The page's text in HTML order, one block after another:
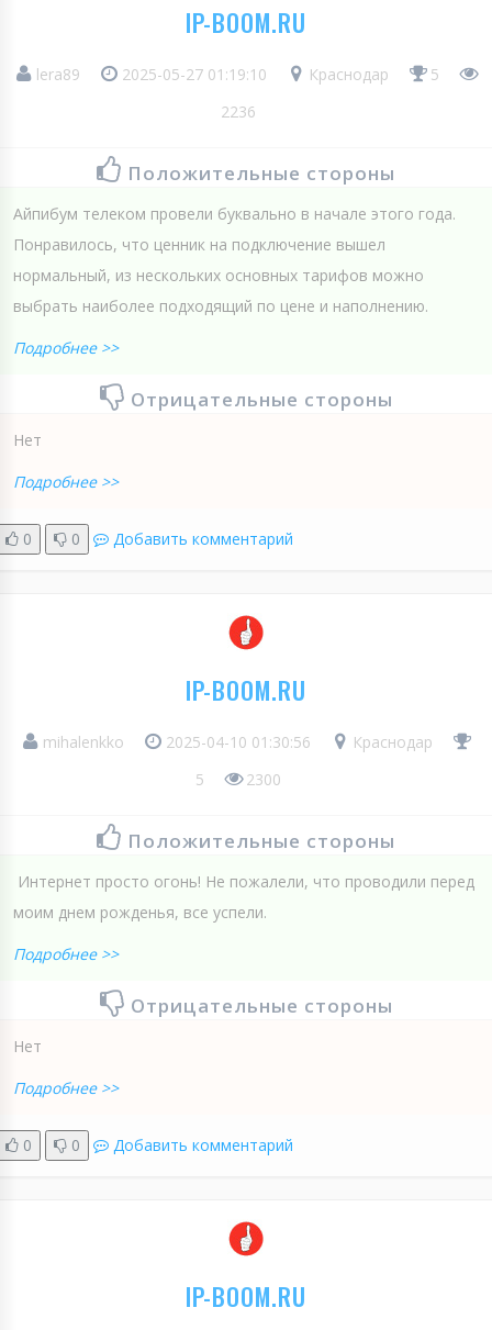
IP-BOOM.RU
lera89 2025-05-27 01:19:10 Краснодар
5
2236
Положительные стороны
Айпибум телеком провели буквально в начале этого года.
Понравилось, что ценник на подключение вышел
нормальный, из нескольких основных тарифов можно
выбрать наиболее подходящий по цене и наполнению.
Подробнее >>
Отрицательные стороны
Нет
Подробнее >>
0 0 Добавить комментарий
IP-BOOM.RU
mihalenkko 2025-04-10 01:30:56
Краснодар
5
2300
Положительные стороны
Интернет просто огонь! Не пожалели, что проводили перед
моим днем рожденья, все успели.
Подробнее >>
Отрицательные стороны
Нет
Подробнее >>
0 0 Добавить комментарий
IP-BOOM.RU